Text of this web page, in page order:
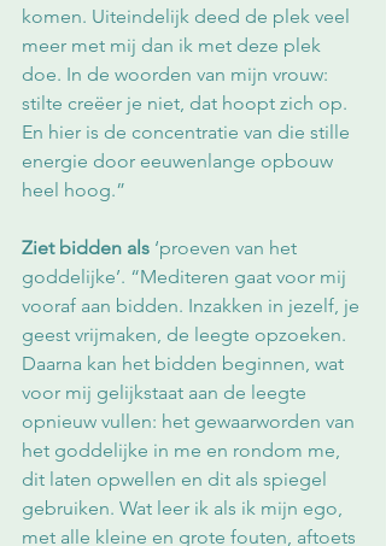
komen. Uiteindelijk deed de plek veel
meer met mij dan ik met deze plek
doe. In de woorden van mijn vrouw:
stilte creëer je niet, dat hoopt zich op.
En hier is de concentratie van die stille
energie door eeuwenlange opbouw
heel hoog.”
Ziet bidden als ‘proeven van het
goddelijke’. “Mediteren gaat voor mij
vooraf aan bidden. Inzakken in jezelf, je
geest vrijmaken, de leegte opzoeken.
Daarna kan het bidden beginnen, wat
voor mij gelijkstaat aan de leegte
opnieuw vullen: het gewaarworden van
het goddelijke in me en rondom me,
dit laten opwellen en dit als spiegel
gebruiken. Wat leer ik als ik mijn ego,
met alle kleine en grote fouten, aftoets